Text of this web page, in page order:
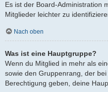
Es ist der Board-Administration
Mitglieder leichter zu
Nach oben
Was ist eine Hauptgruppe?
Wenn du Mitglied in mehr als
sowie den Gruppenrang, der
Berechtigung geben, deine